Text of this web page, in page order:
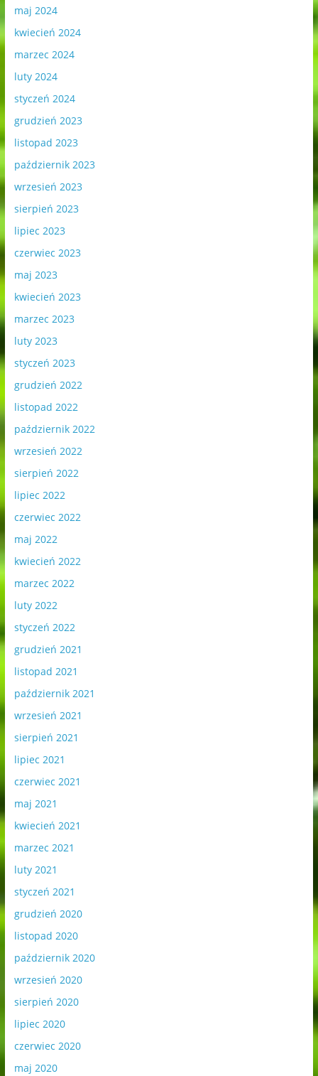
maj 2024
kwiecień 2024
marzec 2024
luty 2024
styczeń 2024
grudzień 2023
listopad 2023
październik 2023
wrzesień 2023
sierpień 2023
lipiec 2023
czerwiec 2023
maj 2023
kwiecień 2023
marzec 2023
luty 2023
styczeń 2023
grudzień 2022
listopad 2022
październik 2022
wrzesień 2022
sierpień 2022
lipiec 2022
czerwiec 2022
maj 2022
kwiecień 2022
marzec 2022
luty 2022
styczeń 2022
grudzień 2021
listopad 2021
październik 2021
wrzesień 2021
sierpień 2021
lipiec 2021
czerwiec 2021
maj 2021
kwiecień 2021
marzec 2021
luty 2021
styczeń 2021
grudzień 2020
listopad 2020
październik 2020
wrzesień 2020
sierpień 2020
lipiec 2020
czerwiec 2020
maj 2020